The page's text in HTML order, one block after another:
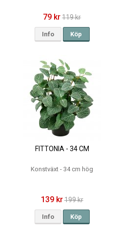
79 kr119 kr
Info Köp
FITTONIA - 34 CM
Konstväxt - 34 cm hög
139 kr199 kr
Info Köp